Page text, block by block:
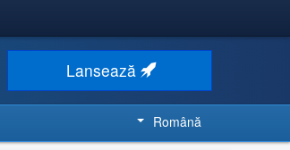
Lansează
Română